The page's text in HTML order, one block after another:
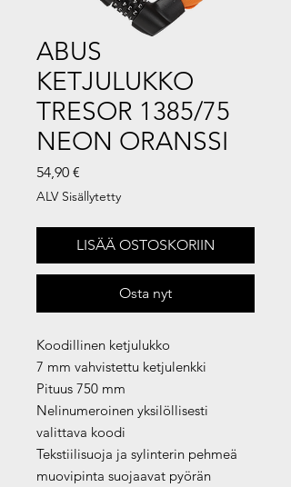
ABUS
KETJULUKKO
TRESOR 1385/75
NEON ORANSSI
54,90 €
ALV Sisällytetty
LISÄÄ OSTOSKORIIN
Osta nyt
Koodillinen ketjulukko
7 mm vahvistettu ketjulenkki
Pituus 750 mm
Nelinumeroinen yksilöllisesti
valittava koodi
Tekstiilisuoja ja sylinterin pehmeä
muovipinta suojaavat pyörän